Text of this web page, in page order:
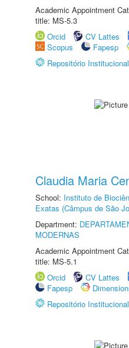
Academic Appointment
title: MS-5.3
Orcid
CV Lattes
Scopus
Fapesp
Repositório
Claudia Maria
School: Instituto de
Exatas (Câmpus de São
Department:
MODERNAS
Academic Appointment
title: MS-5.1
Orcid
CV Lattes
Fapesp
Repositório